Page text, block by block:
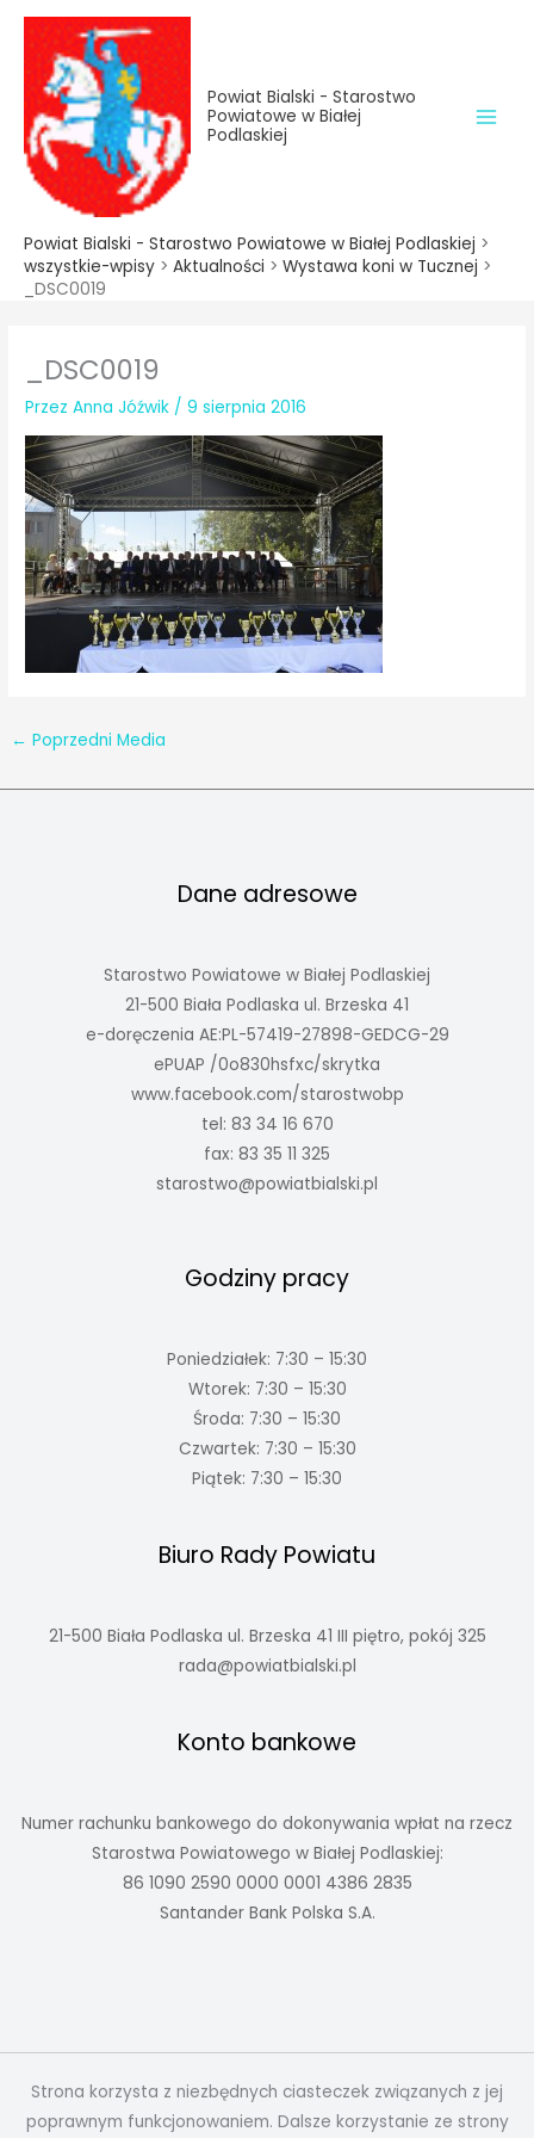
treści
Przejdź
treści
Powiat Bialski - Starostwo
Powiatowe w Białej
Podlaskiej
Powiat Bialski - Starostwo Powiatowe w Białej Podlaskiej >
wszystkie-wpisy > Aktualności > Wystawa koni w Tucznej >
_DSC0019
_DSC0019
PrzezAnna Jóźwik /9 sierpnia 2016
← Poprzedni Media
Dane adresowe
Starostwo Powiatowe w Białej Podlaskiej
21-500 Biała Podlaska ul. Brzeska 41
e-doręczenia AE:PL-57419-27898-GEDCG-29
ePUAP /0o830hsfxc/skrytka
www.facebook.com/starostwobp
tel: 83 34 16 670
fax: 83 35 11 325
starostwo@powiatbialski.pl
Godziny pracy
Poniedziałek: 7:30 – 15:30
Wtorek: 7:30 – 15:30
Środa: 7:30 – 15:30
Czwartek: 7:30 – 15:30
Piątek: 7:30 – 15:30
Biuro Rady Powiatu
21-500 Biała Podlaska ul. Brzeska 41 III piętro, pokój 325
rada@powiatbialski.pl
Konto bankowe
Numer rachunku bankowego do dokonywania wpłat na rzecz
Starostwa Powiatowego w Białej Podlaskiej:
86 1090 2590 0000 0001 4386 2835
Santander Bank Polska S.A.
Strona korzysta z niezbędnych ciasteczek związanych z jej
poprawnym funkcjonowaniem. Dalsze korzystanie ze strony